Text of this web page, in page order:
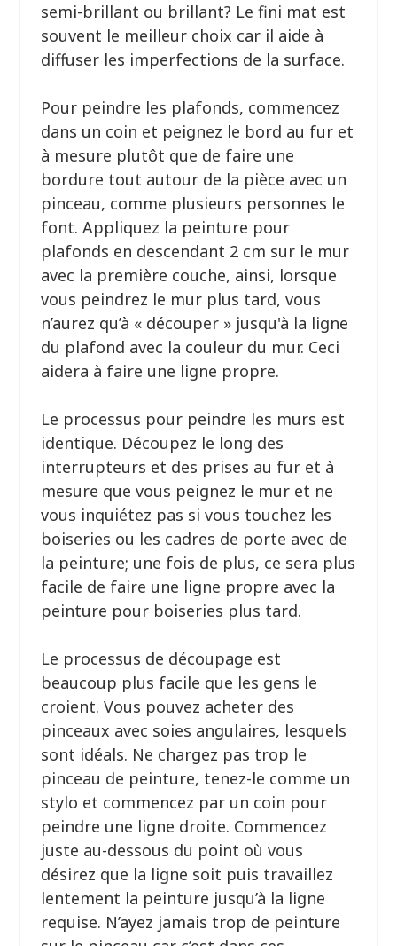
semi-brillant ou brillant? Le fini mat est
souvent le meilleur choix car il aide à
diffuser les imperfections de la surface.
Pour peindre les plafonds, commencez
dans un coin et peignez le bord au fur et
à mesure plutôt que de faire une
bordure tout autour de la pièce avec un
pinceau, comme plusieurs personnes le
font. Appliquez la peinture pour
plafonds en descendant 2 cm sur le mur
avec la première couche, ainsi, lorsque
vous peindrez le mur plus tard, vous
n’aurez qu’à « découper » jusqu'à la ligne
du plafond avec la couleur du mur. Ceci
aidera à faire une ligne propre.
Le processus pour peindre les murs est
identique. Découpez le long des
interrupteurs et des prises au fur et à
mesure que vous peignez le mur et ne
vous inquiétez pas si vous touchez les
boiseries ou les cadres de porte avec de
la peinture; une fois de plus, ce sera plus
facile de faire une ligne propre avec la
peinture pour boiseries plus tard.
Le processus de découpage est
beaucoup plus facile que les gens le
croient. Vous pouvez acheter des
pinceaux avec soies angulaires, lesquels
sont idéals. Ne chargez pas trop le
pinceau de peinture, tenez-le comme un
stylo et commencez par un coin pour
peindre une ligne droite. Commencez
juste au-dessous du point où vous
désirez que la ligne soit puis travaillez
lentement la peinture jusqu’à la ligne
requise. N’ayez jamais trop de peinture